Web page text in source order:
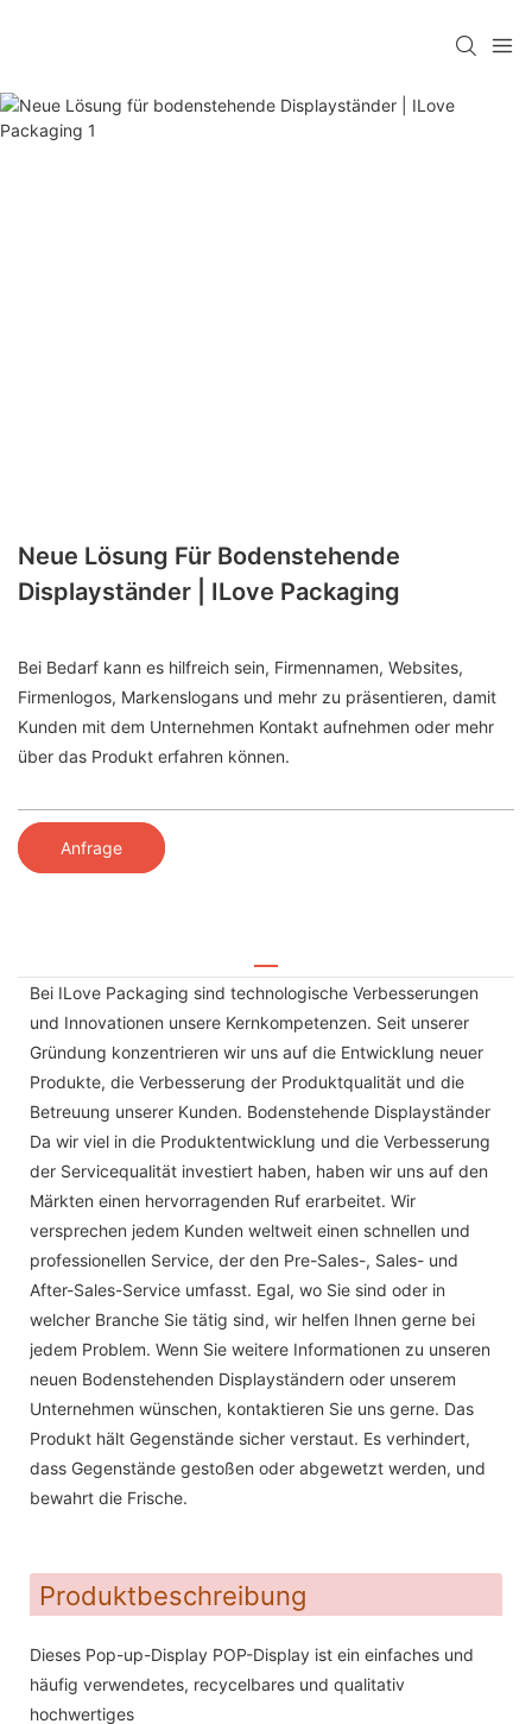
Neue Lösung Für Bodenstehende
Displayständer | ILove Packaging
Bei Bedarf kann es hilfreich sein, Firmennamen, Websites,
Firmenlogos, Markenslogans und mehr zu präsentieren, damit
Kunden mit dem Unternehmen Kontakt aufnehmen oder mehr
über das Produkt erfahren können.
Anfrage
Bei ILove Packaging sind technologische Verbesserungen
und Innovationen unsere Kernkompetenzen. Seit unserer
Gründung konzentrieren wir uns auf die Entwicklung neuer
Produkte, die Verbesserung der Produktqualität und die
Betreuung unserer Kunden. Bodenstehende Displayständer
Da wir viel in die Produktentwicklung und die Verbesserung
der Servicequalität investiert haben, haben wir uns auf den
Märkten einen hervorragenden Ruf erarbeitet. Wir
versprechen jedem Kunden weltweit einen schnellen und
professionellen Service, der den Pre-Sales-, Sales- und
After-Sales-Service umfasst. Egal, wo Sie sind oder in
welcher Branche Sie tätig sind, wir helfen Ihnen gerne bei
jedem Problem. Wenn Sie weitere Informationen zu unseren
neuen Bodenstehenden Displayständern oder unserem
Unternehmen wünschen, kontaktieren Sie uns gerne. Das
Produkt hält Gegenstände sicher verstaut. Es verhindert,
dass Gegenstände gestoßen oder abgewetzt werden, und
bewahrt die Frische.
Produktbeschreibung
Dieses Pop-up-Display POP-Display ist ein einfaches und
häufig verwendetes, recycelbares und qualitativ
hochwertiges